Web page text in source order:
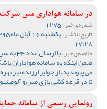
در سامانه هواداری مس شرکت
شماره‌ی خبر :
تاریخ انتشار :
17:28
خلاصه‌ی خبر :
ضمن اینکه به سامانه هواداران
می پیوندید، از جوایز ارزنده نیز
تا در قرعه کشی بازی مس و
رونمایی رسمی از سامانه